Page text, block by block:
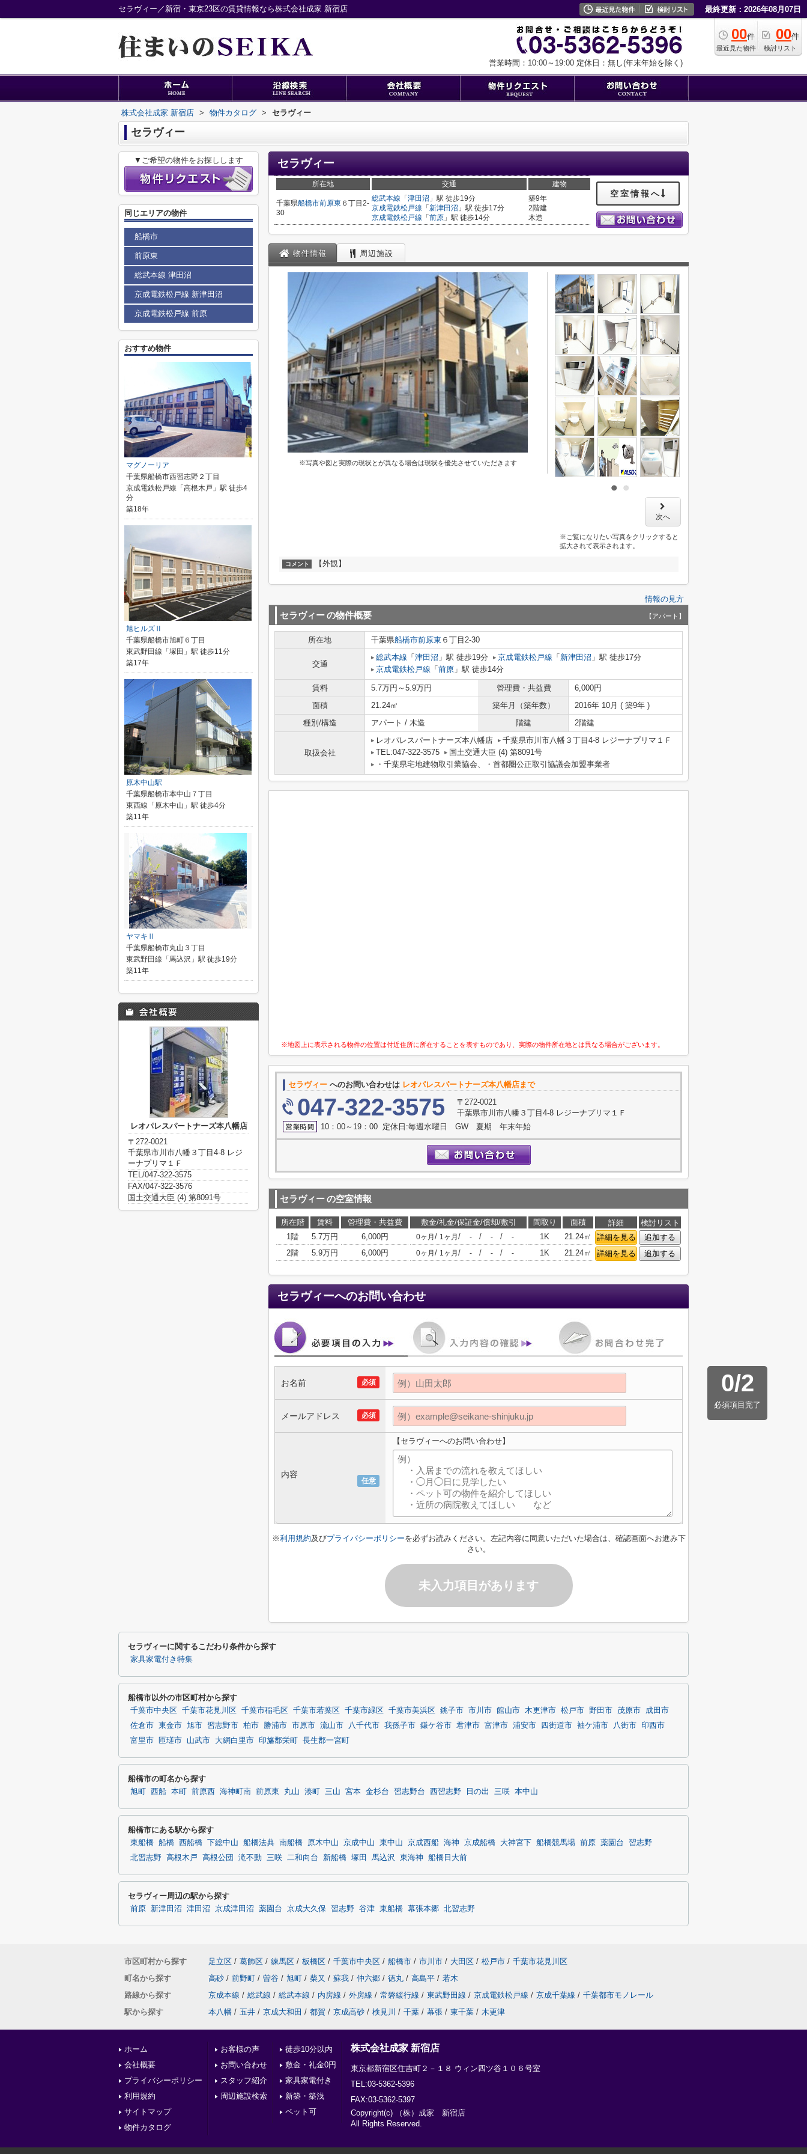
セラヴィー／新宿・東京23区の賃貸情報なら株式会社成家 新宿店 最終更新：2026年08月07日
00件
最近見た物件
00件
検討リスト
営業時間：10:00～19:00 定休日：無し(年末年始を除く)
株式会社成家 新宿店 > 物件カタログ > セラヴィー
セラヴィー
セラヴィー
所在地 交通 建物
千葉県船橋市前原東 ６丁目2-
30
総武本線 「 津田沼 」駅 徒歩19分
京成電鉄松戸線 「 新津田沼 」駅 徒歩17分
京成電鉄松戸線 「 前原 」駅 徒歩14分
築9年
2階建
木造
空室情報へ
物件情報 周辺施設
※写真や図と実際の現状とが異なる場合は現状を優先させていただきます
次へ
※ご覧になりたい写真をクリックすると
拡大されて表示されます。
コメント 【外観】
情報の見方
セラヴィーの物件概要 【アパート】
所在地 千葉県船橋市前原東 ６丁目2-30
交通
総武本線 「 津田沼 」駅 徒歩19分 京成電鉄松戸線 「 新津田沼 」駅 徒歩17分
京成電鉄松戸線 「 前原 」駅 徒歩14分
賃料 5.7万円～5.9万円 管理費・共益費
6,000円
面積
21.24㎡ 築年月（築年数）
2016年 10月 ( 築9年 )
種別/構造
アパート / 木造 階建 2階建
取扱会社
レオパレスパートナーズ本八幡店
千葉県市川市八幡３丁目4-8 レジーナプリマ１Ｆ
TEL:047-322-3575
国土交通大臣 (4) 第8091号
・千葉県宅地建物取引業協会、・首都圏公正取引協議会加盟事業者
※地図上に表示される物件の位置は付近住所に所在することを表すものであり、実際の物件所在地とは異なる場合がございます。
セラヴィー へのお問い合わせは レオパレスパートナーズ本八幡店まで
047-322-3575
〒272-0021
千葉県市川市八幡３丁目4-8 レジーナプリマ１Ｆ
10：00～19：00 定休日:毎週水曜日 GW 夏期 年末年始
セラヴィーの空室情報
所在階 賃料 管理費・共益費 敷金/礼金/保証金/償却/敷引 間取り 面積 詳細
検討リスト
1階
5.7万円 6,000円 0ヶ月 / 1ヶ月 / - / - / - 1K 21.24㎡ 詳細を見る
追加する
2階
5.9万円 6,000円 0ヶ月 / 1ヶ月 / - / - / - 1K 21.24㎡ 詳細を見る 追加する
セラヴィーへのお問い合わせ
0/2
必須項目完了
必須
お名前
必須
メールアドレス
任意
内容
【セラヴィーへのお問い合わせ】
※利用規約及びプライバシーポリシーを必ずお読みください。左記内容に同意いただいた場合は、確認画面へお進み下
さい。
未入力項目があります
▼ご希望の物件をお探しします
同じエリアの物件
船橋市
前原東
総武本線 津田沼
京成電鉄松戸線 新津田沼
京成電鉄松戸線 前原
おすすめ物件
マグノーリア
千葉県船橋市西習志野２丁目
京成電鉄松戸線「高根木戸」駅 徒歩4
分
築18年
旭ヒルズⅡ
千葉県船橋市旭町６丁目
東武野田線「塚田」駅 徒歩11分
築17年
原木中山駅
千葉県船橋市本中山７丁目
東西線「原木中山」駅 徒歩4分
築11年
ヤマキⅡ
千葉県船橋市丸山３丁目
東武野田線「馬込沢」駅 徒歩19分
築11年
レオパレスパートナーズ本八幡店
〒272-0021
千葉県市川市八幡３丁目4-8 レジ
ーナプリマ１Ｆ
TEL/047-322-3575
FAX/047-322-3576
国土交通大臣 (4) 第8091号
セラヴィーに関するこだわり条件から探す
家具家電付き特集
船橋市以外の市区町村から探す
千葉市中央区 千葉市花見川区 千葉市稲毛区 千葉市若葉区 千葉市緑区 千葉市美浜区 銚子市 市川市 館山市 木更津市 松戸市 野田市 茂原市
成田市
佐倉市 東金市 旭市 習志野市 柏市 勝浦市 市原市 流山市 八千代市 我孫子市 鎌ケ谷市 君津市 富津市 浦安市 四街道市 袖ケ浦市 八街市 印西市
富里市
匝瑳市 山武市 大網白里市 印旛郡栄町 長生郡一宮町
船橋市の町名から探す
旭町 西船 本町 前原西 海神町南 前原東 丸山 湊町 三山 宮本 金杉台 習志野台 西習志野 日の出 三咲 本中山
船橋市にある駅から探す
東船橋 船橋 西船橋 下総中山 船橋法典 南船橋 原木中山 京成中山 東中山 京成西船 海神 京成船橋 大神宮下 船橋競馬場 前原 薬園台
習志野
北習志野
高根木戸 高根公団 滝不動 三咲 二和向台 新船橋 塚田 馬込沢 東海神 船橋日大前
セラヴィー周辺の駅から探す
前原 新津田沼 津田沼 京成津田沼 薬園台 京成大久保 習志野 谷津 東船橋 幕張本郷 北習志野
市区町村から探す 足立区 / 葛飾区 / 練馬区 / 板橋区 / 千葉市中央区 / 船橋市 / 市川市 / 大田区 / 松戸市 / 千葉市花見川区
町名から探す
高砂 / 前野町 / 曽谷 / 旭町 / 柴又 / 蘇我 / 仲六郷 / 徳丸 / 高島平 / 若木
路線から探す
京成本線 / 総武線 / 総武本線 / 内房線 / 外房線 / 常磐緩行線 / 東武野田線 / 京成電鉄松戸線 / 京成千葉線 / 千葉都市モノレール
駅から探す
本八幡 / 五井 / 京成大和田 / 都賀 / 京成高砂 / 検見川 / 千葉 / 幕張 / 東千葉 / 木更津
ホーム
会社概要
プライバシーポリシー
利用規約
サイトマップ
物件カタログ
お客様の声
お問い合わせ
スタッフ紹介
周辺施設検索
徒歩10分以内
敷金・礼金0円
家具家電付き
新築・築浅
ペット可
株式会社成家 新宿店
東京都新宿区住吉町２－１８ ウィン四ツ谷１０６号室
TEL:03-5362-5396
FAX:03-5362-5397
Copyright(c) （株）成家 新宿店
All Rights Reserved.